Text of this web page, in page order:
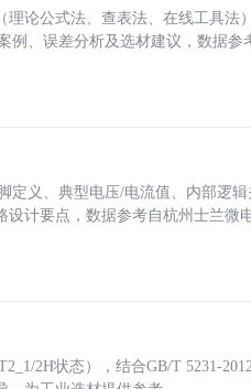
论公式法、查表法、在线工具法
例、误差分析及选材建议，数据参
定义、典型电压/电流值、内部逻
计要点，数据参考自杭州士兰微
2H状态），结合GB/T 5231-